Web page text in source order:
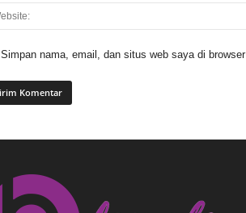
Simpan nama, email, dan situs web saya di